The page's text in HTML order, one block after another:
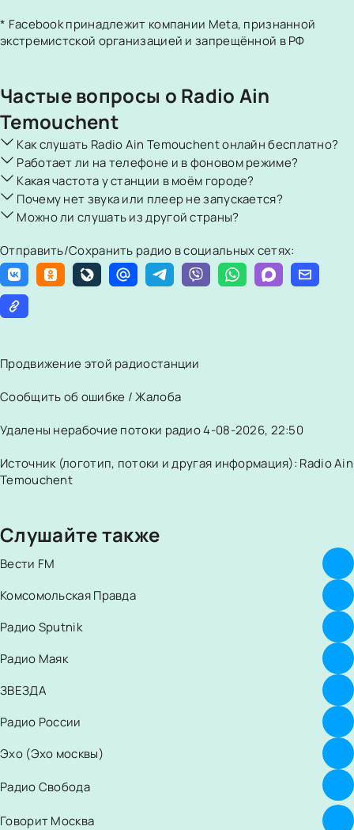
* Facebook принадлежит компании Meta, признанной
экстремистской организацией и запрещённой в РФ
Частые вопросы о Radio Ain
Temouchent
Как слушать Radio Ain Temouchent онлайн бесплатно?
Работает ли на телефоне и в фоновом режиме?
Какая частота у станции в моём городе?
Почему нет звука или плеер не запускается?
Можно ли слушать из другой страны?
Отправить/Сохранить радио в социальных сетях:
Продвижение этой радиостанции
Сообщить об ошибке / Жалоба
Удалены нерабочие потоки радио 4-08-2026, 22:50
Источник (логотип, потоки и другая информация): Radio Ain
Temouchent
Слушайте также
Вести FM
Комсомольская Правда
Радио Sputnik
Радио Маяк
ЗВЕЗДА
Радио России
Эхо (Эхо москвы)
Радио Свобода
Говорит Москва